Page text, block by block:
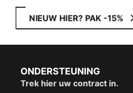
NIEUW HIER? PAK -15%
ONDERSTEUNING
Trek hier uw contract in.